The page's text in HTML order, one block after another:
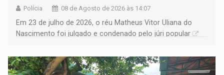
Polícia 08 de Agosto de 2026 às 14:07
Em 23 de julho de 2026, o réu Matheus Vitor Uliana do
Nascimento foi julgado e condenado pelo júri popular